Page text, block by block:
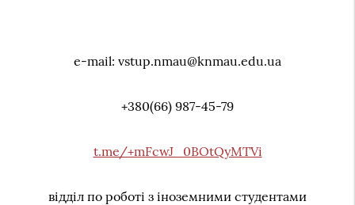
e-mail: vstup.nmau@knmau.edu.ua
+380(66) 987-45-79
t.me/+mFcwJ_0BOtQyMTVi
відділ по роботі з іноземними студентами